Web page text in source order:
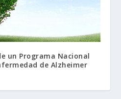
un Programa Nacional
de Alzheimer